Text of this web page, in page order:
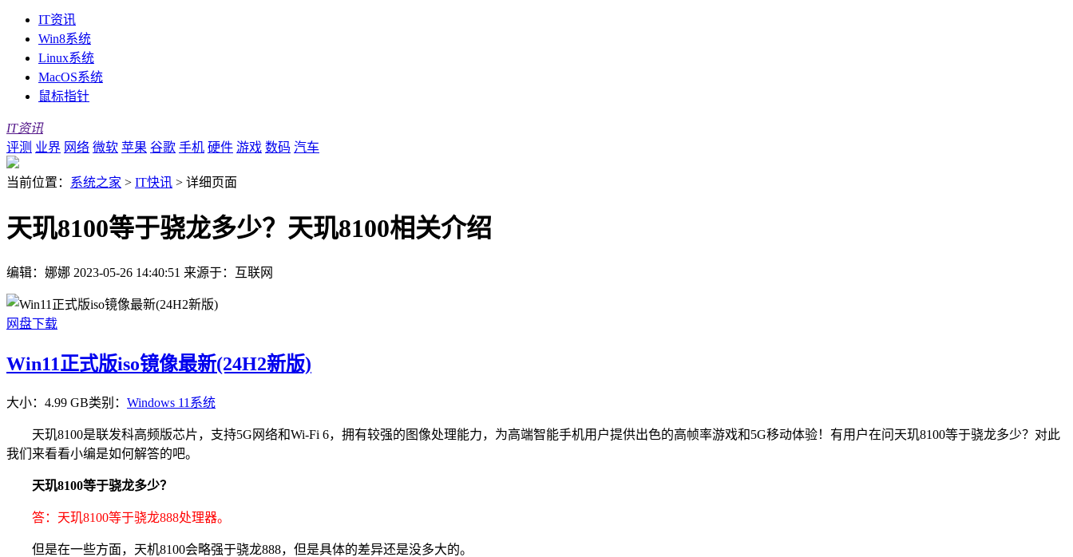
IT资讯
Win8系统
Linux系统
MacOS系统
鼠标指针
IT资讯
评测 业界 网络 微软 苹果 谷歌 手机 硬件 游戏 数码 汽车
当前位置： 系统之家 > IT快讯 > 详细页面
天玑8100等于骁龙多少？天玑8100相关介绍
编辑：娜娜 2023-05-26 14:40:51 来源于：互联网
网盘下载
Win11正式版iso镜像最新(24H2新版)
大小：4.99 GB类别： Windows 11系统
天玑8100是联发科高频版芯片，支持5G网络和Wi-Fi 6，拥有较强的图像处理能力，为高端智能手机用户提供出色的高帧率游戏和5G移动体验！有用户在问天玑8100等于骁龙多少？对此
我们来看看小编是如何解答的吧。
天玑8100等于骁龙多少？
答：天玑8100等于骁龙888处理器。
但是在一些方面，天机8100会略强于骁龙888，但是具体的差异还是没多大的。